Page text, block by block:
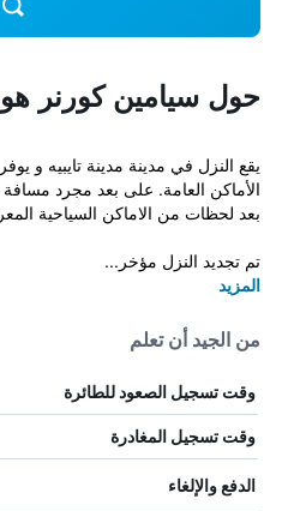
حول سيامين كورنر
يقع النزل في مدينة مدينة تايبيه و
بعد لحظات من الاماكن السياحية
تم تجديد النزل مؤخر...
المزيد
من الجيد أن تعلم
وقت تسجيل الصعود للطائرة
وقت تسجيل المغادرة
الدفع والإلغاء